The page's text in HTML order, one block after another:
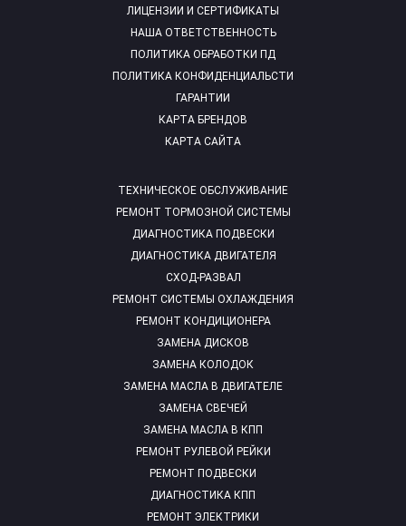
ТЕХНИЧЕСКОЕ ОБСЛУЖИВАНИЕ
РЕМОНТ ТОРМОЗНОЙ СИСТЕМЫ
ДИАГНОСТИКА ПОДВЕСКИ
ДИАГНОСТИКА ДВИГАТЕЛЯ
СХОД-РАЗВАЛ
РЕМОНТ СИСТЕМЫ ОХЛАЖДЕНИЯ
РЕМОНТ КОНДИЦИОНЕРА
ЗАМЕНА ДИСКОВ
ЗАМЕНА КОЛОДОК
ЗАМЕНА МАСЛА В ДВИГАТЕЛЕ
ЗАМЕНА СВЕЧЕЙ
ЗАМЕНА МАСЛА В КПП
РЕМОНТ РУЛЕВОЙ РЕЙКИ
РЕМОНТ ПОДВЕСКИ
ДИАГНОСТИКА КПП
РЕМОНТ ЭЛЕКТРИКИ
ЛИЦЕНЗИИ И СЕРТИФИКАТЫ
НАША ОТВЕТСТВЕННОСТЬ
ПОЛИТИКА ОБРАБОТКИ ПД
ПОЛИТИКА КОНФИДЕНЦИАЛЬСТИ
ГАРАНТИИ
КАРТА БРЕНДОВ
КАРТА САЙТА